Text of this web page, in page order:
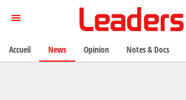
Accueil News Opinion Notes & Docs